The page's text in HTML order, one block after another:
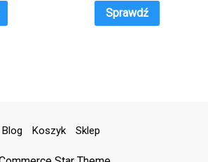
Sprawdź
Blog Koszyk Sklep